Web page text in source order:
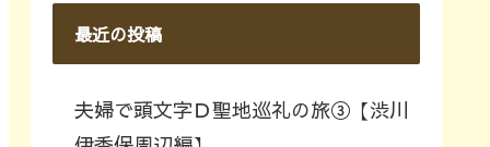
最近の投稿
夫婦で頭文字Ｄ聖地巡礼の旅③【渋川